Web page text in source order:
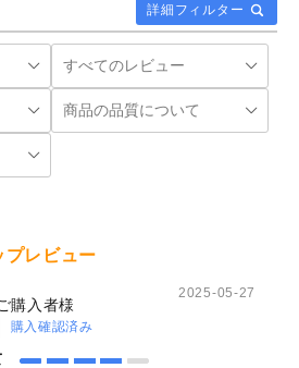
詳細フィルター
プレビュー
購入者様
購入確認済み
2025-05-27